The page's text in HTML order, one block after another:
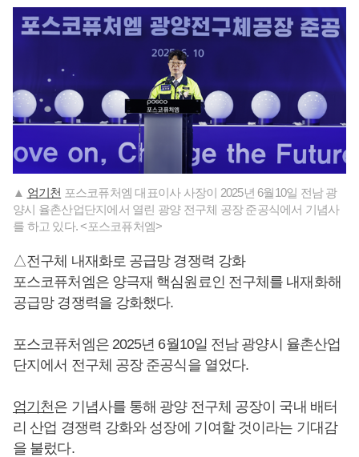
▲ 엄기천 포스코퓨처엠 대표이사 사장이 2025년 6월10일 전남 광
양시 율촌산업단지에서 열린 광양 전구체 공장 준공식에서 기념사
를 하고 있다. <포스코퓨처엠>
△전구체 내재화로 공급망 경쟁력 강화
포스코퓨처엠은 양극재 핵심원료인 전구체를 내재화해
공급망 경쟁력을 강화했다.
포스코퓨처엠은 2025년 6월10일 전남 광양시 율촌산업
단지에서 전구체 공장 준공식을 열었다.
엄기천은 기념사를 통해 광양 전구체 공장이 국내 배터
리 산업 경쟁력 강화와 성장에 기여할 것이라는 기대감
을 불렀다.